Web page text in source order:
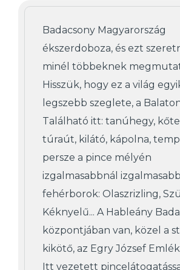
Badacsony Magyarország
ékszerdoboza, és ezt
minél többeknek
Hisszük, hogy ez a világ
legszebb szeglete, a
Található itt: tanúhegy,
túraút, kilátó, kápolna,
persze a pince mélyén
izgalmasabbnál izgalmasabb
fehérborok: Olaszrizling,
Kéknyelű... A Hableány
központjában van, közel a
kikötő, az Egry József
Itt vezetett